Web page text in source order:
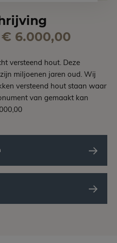
6.000,00
versteend hout. Deze
miljoenen jaren oud. Wij
versteend hout staan waar
van gemaakt kan